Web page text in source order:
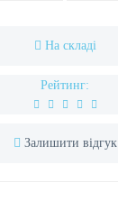
На складі
Рейтинг:
Залишити відгук